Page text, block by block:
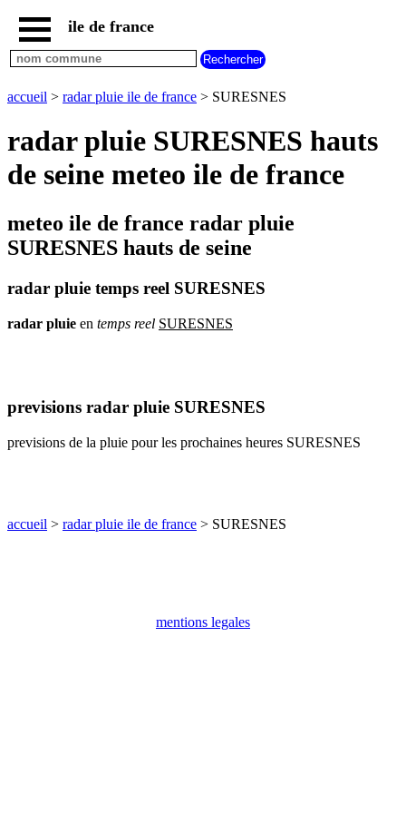
accueil
paris
communes
communes
hauts
de
seine
seine
et
marne
communes
seine
denis
oise
val
ile de france
accueil > radar pluie ile de france > SURESNES
radar pluie SURESNES hauts
de seine meteo ile de france
meteo ile de france radar pluie
SURESNES hauts de seine
radar pluie temps reel SURESNES
radar pluie en temps reel SURESNES
previsions radar pluie SURESNES
previsions de la pluie pour les prochaines heures SURESNES
accueil > radar pluie ile de france > SURESNES
mentions legales